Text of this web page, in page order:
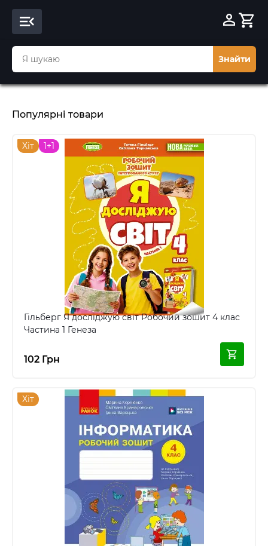
Знайти
Популярні товари
Хіт 1+1
Гільберг Я досліджую світ Робочий зошит 4 клас
Частина 1 Генеза
102 Грн
Хіт